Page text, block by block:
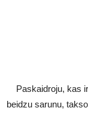
Paskaidroju, kas
beidzu sarunu,